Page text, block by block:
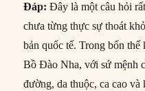
Đáp: Đây là một câu hỏi
chưa từng thực sự thoát
bản quốc tế. Trong bốn
Bồ Đào Nha, với sứ mệnh
đường, da thuộc, ca cao